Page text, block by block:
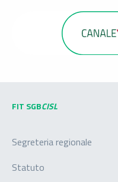
FIT SGBCISL
Segreteria regionale
Statuto